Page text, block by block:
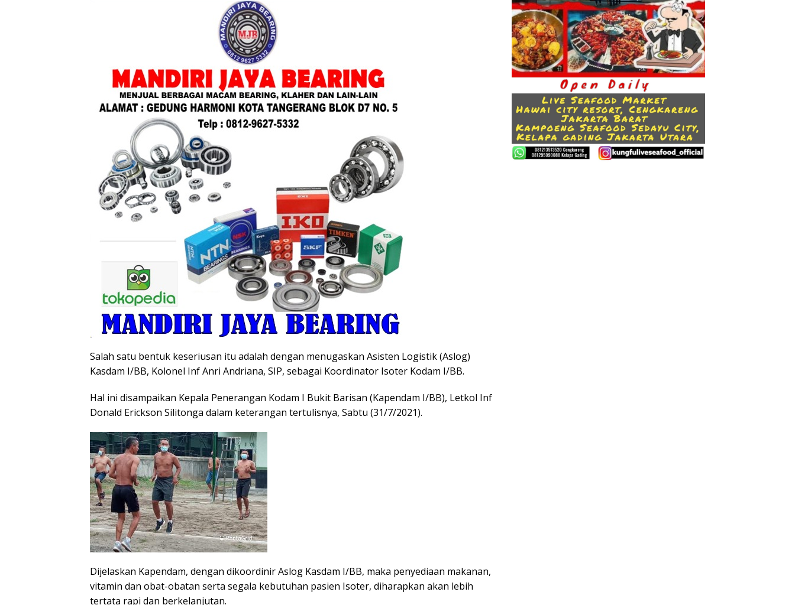
Salah satu bentuk keseriusan itu adalah dengan menugaskan Asisten Logistik (Aslog)
Kasdam I/BB, Kolonel Inf Anri Andriana, SIP, sebagai Koordinator Isoter Kodam I/BB.
Hal ini disampaikan Kepala Penerangan Kodam I Bukit Barisan (Kapendam I/BB), Letkol Inf
Donald Erickson Silitonga dalam keterangan tertulisnya, Sabtu (31/7/2021).
Dijelaskan Kapendam, dengan dikoordinir Aslog Kasdam I/BB, maka penyediaan makanan,
vitamin dan obat-obatan serta segala kebutuhan pasien Isoter, diharapkan akan lebih
tertata rapi dan berkelanjutan.